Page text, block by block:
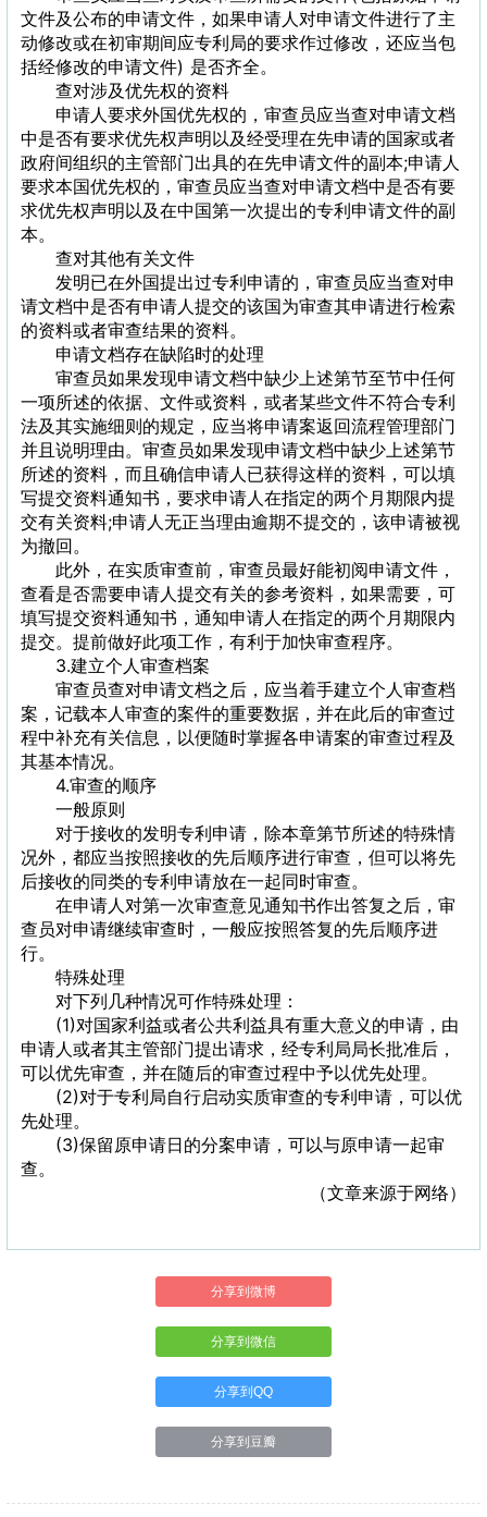
文件及公布的申请文件，如果申请人对申请文件进行了主
动修改或在初审期间应专利局的要求作过修改，还应当包
括经修改的申请文件) 是否齐全。
查对涉及优先权的资料
申请人要求外国优先权的，审查员应当查对申请文档
中是否有要求优先权声明以及经受理在先申请的国家或者
政府间组织的主管部门出具的在先申请文件的副本;申请人
要求本国优先权的，审查员应当查对申请文档中是否有要
求优先权声明以及在中国第一次提出的专利申请文件的副
本。
查对其他有关文件
发明已在外国提出过专利申请的，审查员应当查对申
请文档中是否有申请人提交的该国为审查其申请进行检索
的资料或者审查结果的资料。
申请文档存在缺陷时的处理
审查员如果发现申请文档中缺少上述第节至节中任何
一项所述的依据、文件或资料，或者某些文件不符合专利
法及其实施细则的规定，应当将申请案返回流程管理部门
并且说明理由。审查员如果发现申请文档中缺少上述第节
所述的资料，而且确信申请人已获得这样的资料，可以填
写提交资料通知书，要求申请人在指定的两个月期限内提
交有关资料;申请人无正当理由逾期不提交的，该申请被视
为撤回。
此外，在实质审查前，审查员最好能初阅申请文件，
查看是否需要申请人提交有关的参考资料，如果需要，可
填写提交资料通知书，通知申请人在指定的两个月期限内
提交。提前做好此项工作，有利于加快审查程序。
3.建立个人审查档案
审查员查对申请文档之后，应当着手建立个人审查档
案，记载本人审查的案件的重要数据，并在此后的审查过
程中补充有关信息，以便随时掌握各申请案的审查过程及
其基本情况。
4.审查的顺序
一般原则
对于接收的发明专利申请，除本章第节所述的特殊情
况外，都应当按照接收的先后顺序进行审查，但可以将先
后接收的同类的专利申请放在一起同时审查。
在申请人对第一次审查意见通知书作出答复之后，审
查员对申请继续审查时，一般应按照答复的先后顺序进
行。
特殊处理
对下列几种情况可作特殊处理：
(1)对国家利益或者公共利益具有重大意义的申请，由
申请人或者其主管部门提出请求，经专利局局长批准后，
可以优先审查，并在随后的审查过程中予以优先处理。
(2)对于专利局自行启动实质审查的专利申请，可以优
先处理。
(3)保留原申请日的分案申请，可以与原申请一起审
查。
（文章来源于网络）
分享到微博
分享到微信
分享到QQ
分享到豆瓣